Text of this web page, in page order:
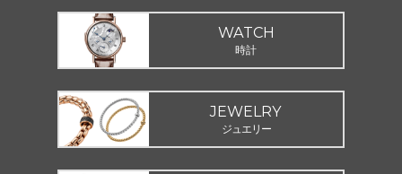
WATCH
時計
JEWELRY
ジュエリー